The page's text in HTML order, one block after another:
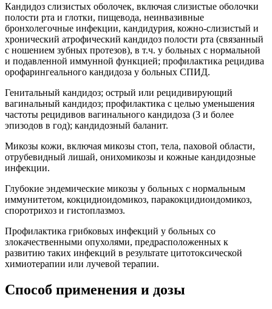
Кандидоз слизистых оболочек, включая слизистые оболочки
полости рта и глотки, пищевода, неинвазивные
бронхолегочные инфекции, кандидурия, кожно-слизистый и
хронический атрофический кандидоз полости рта (связанный
с ношением зубных протезов), в т.ч. у больных с нормальной
и подавленной иммунной функцией; профилактика рецидива
орофарингеального кандидоза у больных СПИД.
Генитальный кандидоз; острый или рецидивирующий
вагинальный кандидоз; профилактика с целью уменьшения
частоты рецидивов вагинального кандидоза (3 и более
эпизодов в год); кандидозный баланит.
Микозы кожи, включая микозы стоп, тела, паховой области,
отрубевидный лишай, онихомикозы и кожные кандидозные
инфекции.
Глубокие эндемические микозы у больных с нормальным
иммунитетом, кокцидиоидомикоз, паракокцидиоидомикоз,
споротрихоз и гистоплазмоз.
Профилактика грибковых инфекций у больных со
злокачественными опухолями, предрасположенных к
развитию таких инфекций в результате цитотоксической
химиотерапии или лучевой терапии.
Способ применения и дозы